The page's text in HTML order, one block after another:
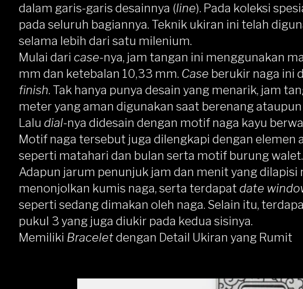
dalam garis-garis desainnya (line). Pada koleksi
pada seluruh bagiannya. Teknik ukiran ini telah
selama lebih dari satu milenium.
Mulai dari case-nya, jam tangan ini menggunakan
mm dan ketebalan 10,33 mm. Case berukir naga ini
finish. Tak hanya punya desain yang menarik, jam
meter yang aman digunakan saat berenang ataupun
Lalu dial-nya didesain dengan motif naga kayu
Motif naga tersebut juga dilengkapi dengan elemen
seperti matahari dan bulan serta motif burung walet.
Adapun jarum penunjuk jam dan menit yang
menonjolkan kumis naga, serta terdapat date
seperti sedang dimakan oleh naga. Selain itu,
pukul 3 yang juga diukir pada kedua sisinya.
Memiliki Braceletdengan Detail Ukiran yang Rumit